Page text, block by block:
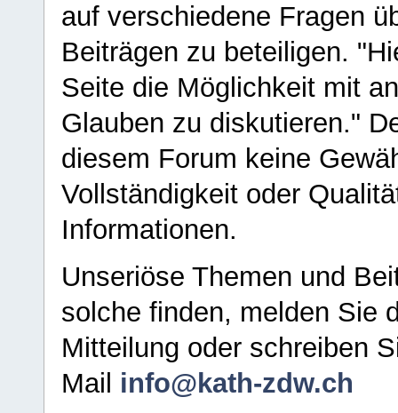
auf verschiedene Fragen
Beiträgen zu beteiligen.
Seite die Möglichkeit mit
Glauben zu diskutieren."
diesem Forum keine
Vollständigkeit oder
Informationen.
Unseriöse Themen und
solche finden, melden Sie
Mitteilung oder schreiben
Mail info@kath-zdw.ch